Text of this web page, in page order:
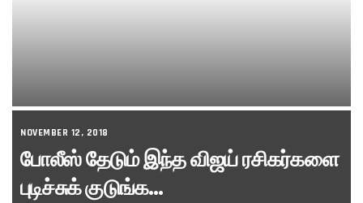
NOVEMBER 12, 2018
போலீஸ் தேடும் இந்த விஜய் ரசிகர்களை
புடிச்சுக் குடுங்க…